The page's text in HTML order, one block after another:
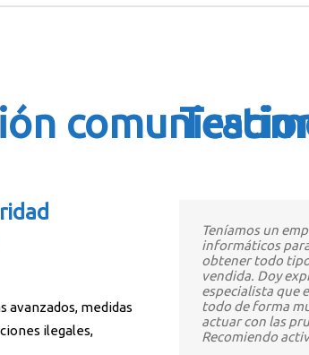
avanzados, medidas
ilegales,
Teníamos un
informáticos
obtener todo
vendida. Doy
especialista que
todo de forma
actuar con las
Recomiendo